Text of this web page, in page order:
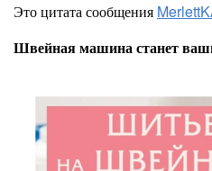
Это цитата сообщения
Швейная машина станет